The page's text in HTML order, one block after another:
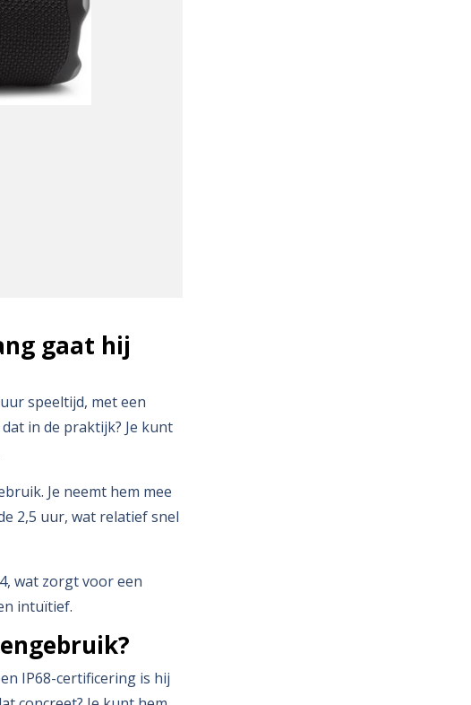
gaat hij
speeltijd, met een
in de praktijk? Je kunt
Je neemt hem mee
2,5 uur, wat relatief snel
wat zorgt voor een
intuïtief.
IP68-certificering is hij